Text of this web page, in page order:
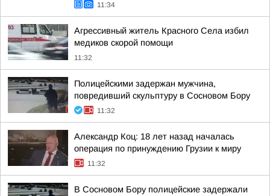
11:34
Агрессивный житель Красного Села избил
медиков скорой помощи
11:32
Полицейскими задержан мужчина,
повредивший скульптуру в Сосновом Бору
11:32
Александр Коц: 18 лет назад началась
операция по принуждению Грузии к миру
11:32
В Сосновом Бору полицейские задержали